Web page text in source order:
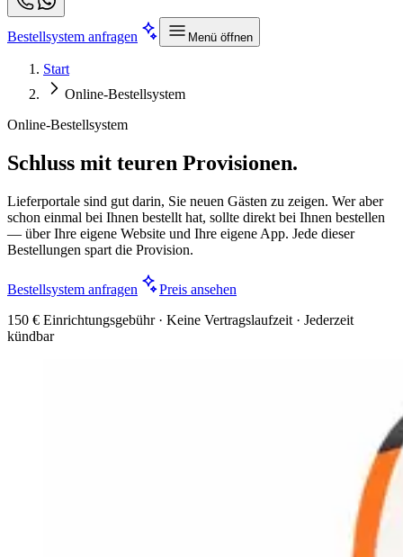
Bestellsystem anfragen Menü öffnen
Start
Online-Bestellsystem
Online-Bestellsystem
Schluss mit teuren Provisionen.
Lieferportale sind gut darin, Sie neuen Gästen zu zeigen. Wer aber
schon einmal bei Ihnen bestellt hat, sollte direkt bei Ihnen bestellen
— über Ihre eigene Website und Ihre eigene App. Jede dieser
Bestellungen spart die Provision.
Bestellsystem anfragen
Preis ansehen
150 € Einrichtungsgebühr · Keine Vertragslaufzeit · Jederzeit
kündbar